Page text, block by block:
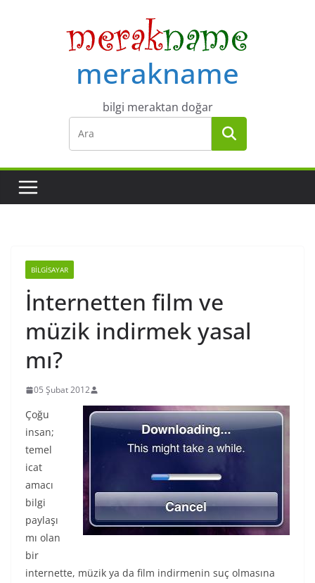
merakname
bilgi meraktan doğar
BILGISAYAR
İnternetten film ve
müzik indirmek yasal
mı?
05 Şubat 2012
Çoğu
insan;
temel
icat
amacı
bilgi
paylaşı
mı olan
bir
internette, müzik ya da film indirmenin suç olmasına